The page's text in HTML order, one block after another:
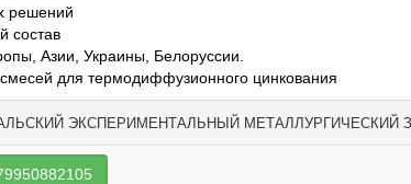
решений
состав
Азии, Украины, Белоруссии.
для термодиффузионного цинкования
ЭКСПЕРИМЕНТАЛЬНЫЙ МЕТАЛЛУРГИЧЕСКИЙ